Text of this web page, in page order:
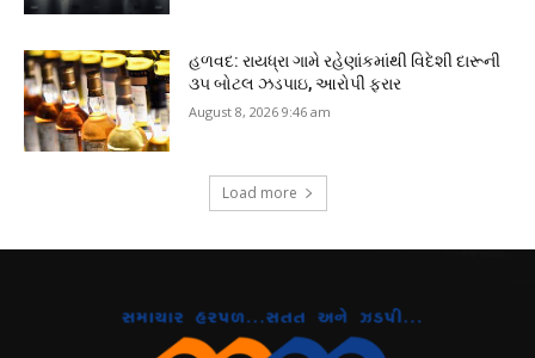
હળવદ: રાયધ્રા ગામે રહેણાંકમાંથી વિદેશી દારૂની
૩૫ બોટલ ઝડપાઇ, આરોપી ફરાર
August 8, 2026 9:46 am
Load more